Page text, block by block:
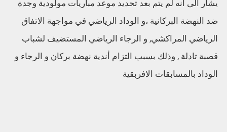
يشار الى انه لم يتم بعد تحديد موعد مباريات مولودية وجدة
ضد النهضة البركانية ،و الوداد الرياضي في مواجهة الاتفاق
الرياضي المراكشي, و الرجاء الرياضي المستضيف لشباب
قصبة تادلة , وذلك بسبب التزام أندية نهضة بركان و الرجاء و
الوداد بالمسابقات الافربقية